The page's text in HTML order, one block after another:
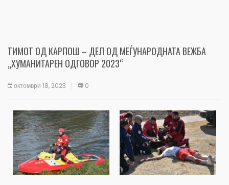
ТИМОТ ОД КАРПОШ – ДЕЛ ОД МЕЃУНАРОДНАТА ВЕЖБА
„ХУМАНИТАРЕН ОДГОВОР 2023“
октомври 18, 2023 0